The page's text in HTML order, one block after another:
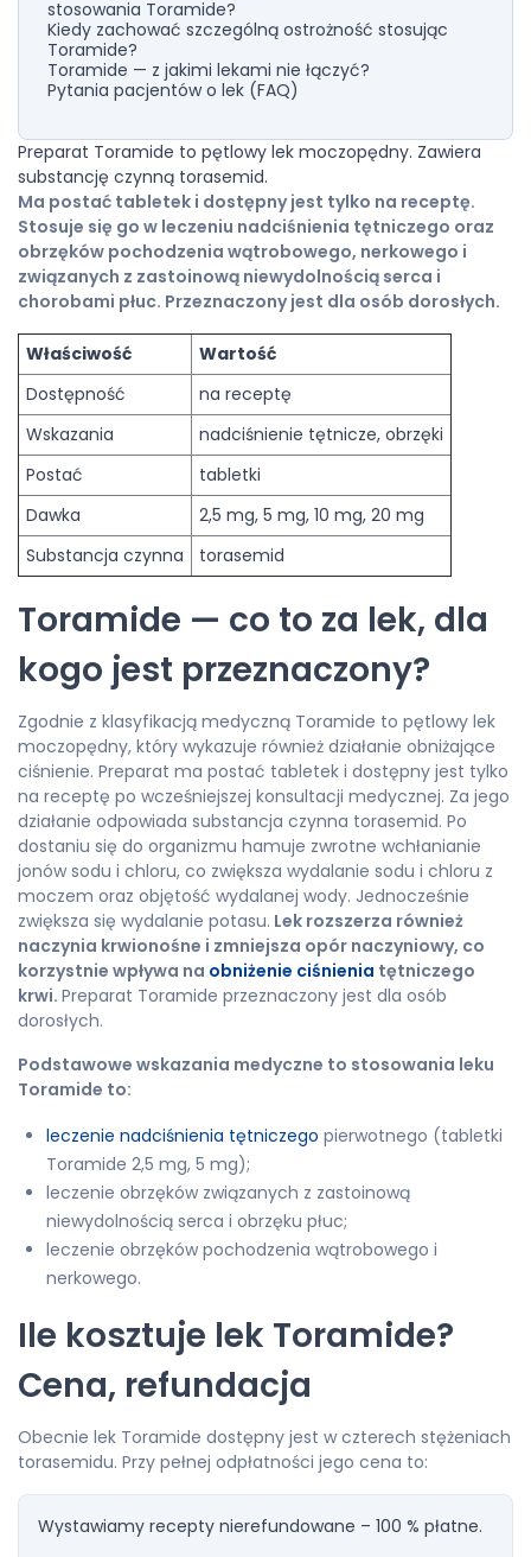
Preparat Toramide to pętlowy lek moczopędny. Zawiera
substancję czynną torasemid.
Ma postać tabletek i dostępny jest tylko na receptę.
Stosuje się go w leczeniu nadciśnienia tętniczego oraz
obrzęków pochodzenia wątrobowego, nerkowego i
związanych z zastoinową niewydolnością serca i
chorobami płuc. Przeznaczony jest dla osób dorosłych.
Właściwość
Wartość
Dostępność
na receptę
Wskazania
nadciśnienie tętnicze, obrzęki
Postać
tabletki
Dawka
2,5 mg, 5 mg, 10 mg, 20 mg
Substancja czynna
torasemid
Toramide — co to za lek, dla
kogo jest przeznaczony?
Zgodnie z klasyfikacją medyczną Toramide to pętlowy lek
moczopędny, który wykazuje również działanie obniżające
ciśnienie. Preparat ma postać tabletek i dostępny jest tylko
na receptę po wcześniejszej konsultacji medycznej. Za jego
działanie odpowiada substancja czynna torasemid. Po
dostaniu się do organizmu hamuje zwrotne wchłanianie
jonów sodu i chloru, co zwiększa wydalanie sodu i chloru z
moczem oraz objętość wydalanej wody. Jednocześnie
zwiększa się wydalanie potasu. Lek rozszerza również
naczynia krwionośne i zmniejsza opór naczyniowy, co
korzystnie wpływa na obniżenie ciśnienia tętniczego
krwi. Preparat Toramide przeznaczony jest dla osób
dorosłych.
Podstawowe wskazania medyczne to stosowania leku
Toramide to:
leczenie nadciśnienia tętniczego pierwotnego (tabletki
Toramide 2,5 mg, 5 mg);
leczenie obrzęków związanych z zastoinową
niewydolnością serca i obrzęku płuc;
leczenie obrzęków pochodzenia wątrobowego i
nerkowego.
Ile kosztuje lek Toramide?
Cena, refundacja
Obecnie lek Toramide dostępny jest w czterech stężeniach
torasemidu. Przy pełnej odpłatności jego cena to:
Wystawiamy recepty nierefundowane – 100 % płatne.
stosowania Toramide?
Kiedy zachować szczególną ostrożność stosując
Toramide?
Toramide — z jakimi lekami nie łączyć?
Pytania pacjentów o lek (FAQ)